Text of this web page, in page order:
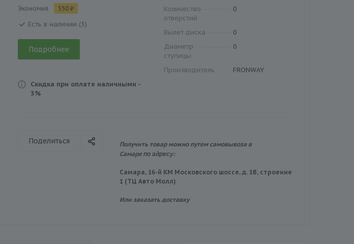
Экономия 550 ₽
Есть в наличии (3)
Подробнее
Скидка при оплате наличными -
3%
Количество
отверстий
0
Вылет диска
0
Диаметр
ступицы
0
Производитель FRONWAY
Поделиться
Получить товар можно путем самовывоза в
Самарепо адресу:
Самара, 16-й КМ Московского шоссе, д. 1В, строение
1 (ТЦ Авто Молл)
Или заказать доставку